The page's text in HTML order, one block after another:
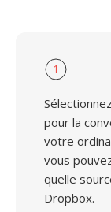
1
pour la
votre
vous
quelle
Dropbox.